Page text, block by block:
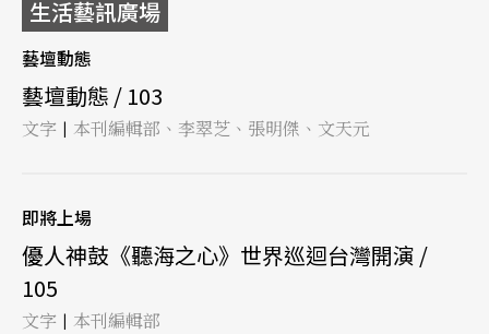
生活藝訊廣場
藝壇動態
藝壇動態 / 103
文字 | 本刊編輯部、李翠芝、張明傑、文天元
即將上場
優人神鼓《聽海之心》世界巡迴台灣開演 /
105
文字 | 本刊編輯部